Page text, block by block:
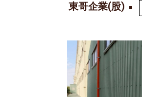
東哥企業(股)